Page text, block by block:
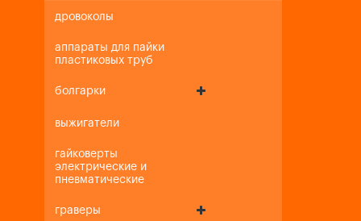
дровоколы
аппараты для пайки
пластиковых труб
болгарки
выжигатели
гайковерты
электрические и
пневматические
граверы